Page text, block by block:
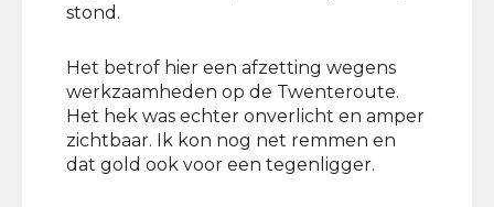
stond.
Het betrof hier een afzetting wegens
werkzaamheden op de Twenteroute.
Het hek was echter onverlicht en amper
zichtbaar. Ik kon nog net remmen en
dat gold ook voor een tegenligger.